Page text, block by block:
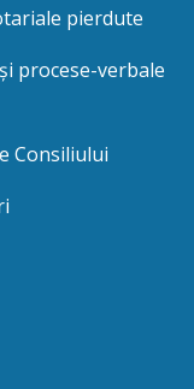
pierdute
procese-verbale
Consiliului